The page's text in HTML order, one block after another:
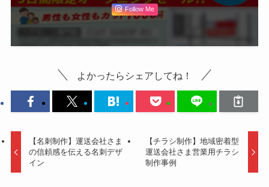
Follow Me
よかったらシェアしてね！
【名刺制作】運送会社さま
の信頼感を伝える名刺デザ
イン
【チラシ制作】地域密着型
運送会社さま営業用チラシ
制作事例